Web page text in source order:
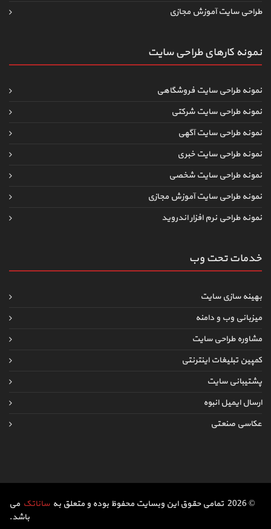
طراحی سایت آموزش مجازی
نمونه کارهای طراحی سایت
نمونه طراحی سایت فروشگاهی
نمونه طراحی سایت شرکتی
نمونه طراحی سایت آگهی
نمونه طراحی سایت خبری
نمونه طراحی سایت شخصی
نمونه طراحی سایت آموزش مجازی
نمونه طراحی نرم افزار اندروید
خدمات تحت وب
بهینه سازی سایت
میزبانی وب و دامنه
مشاوره طراحی سایت
کمپین تبلیغات اینترنتی
پشتیبانی سایت
ارسال ایمیل انبوه
عکاسی صنعتی
© 2026 تمامی حقوق این وبسایت محفوظ بوده و متعلق به ساناتک می
باشد.